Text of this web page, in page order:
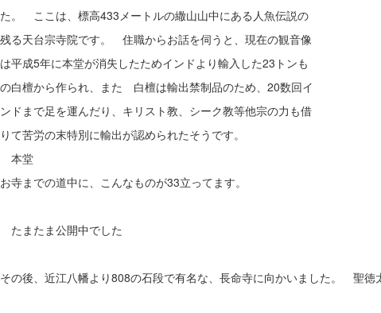
た。 ここは、標高433メートルの繖山山中にある人魚伝説の
残る天台宗寺院です。 住職からお話を伺うと、現在の観音像
は平成5年に本堂が消失したためインドより輸入した23トンも
の白檀から作られ、また 白檀は輸出禁制品のため、20数回イ
ンドまで足を運んだり、キリスト教、シーク教等他宗の力も借
りて苦労の末特別に輸出が認められたそうです。
本堂
お寺までの道中に、こんなものが33立ってます。
たまたま公開中でした
その後、近江八幡より808の石段で有名な、長命寺に向かいました。 聖徳